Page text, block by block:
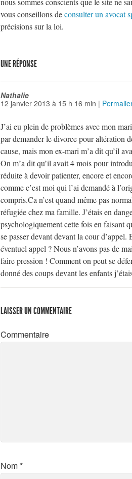
vous conseillons deconsulter un avocat
précisions sur la loi.
UNE RÉPONSE
Nathalie
12 janvier 2013 à 15 h 16 min |
J’ai eu plein de problèmes avec mon
par demander le divorce pour altération
cause, mais mon ex-mari m’a dit qu’il
On m’a dit qu’il avait 4 mois pour
réduite à devoir patienter, encore et
comme c’est moi qui l’ai demandé à
compris.Ca n’est quand même pas
réfugiée chez ma famille. J’étais en
psychologiquement cette fois en faisant
se passer devant devant la cour d’appel.
éventuel appel ? Nous n’avons pas de
faire pression ! Comment on peut se
donné des coups devant les enfants
LAISSER UN COMMENTAIRE
Commentaire
Nom*